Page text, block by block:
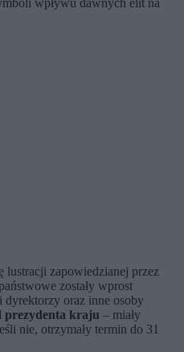
wpływu dawnych elit na
lustracji zapowiedzianej przez
zostały wprost
dyrektorzy oraz inne osoby
prezydenta kraju – miały
nie, otrzymały termin do 31